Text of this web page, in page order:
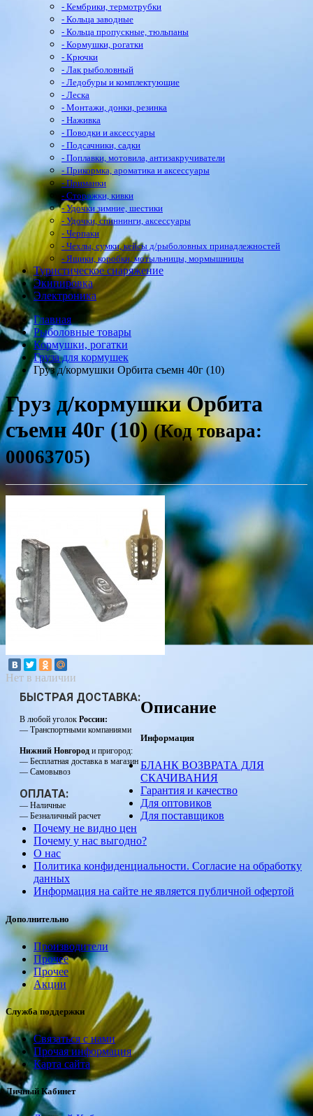
- Кембрики, термотрубки
- Кольца заводные
- Кольца пропускные, тюльпаны
- Кормушки, рогатки
- Крючки
- Лак рыболовный
- Ледобуры и комплектующие
- Леска
- Монтажи, донки, резинка
- Наживка
- Поводки и аксессуары
- Подсачники, садки
- Поплавки, мотовила, антизакручиватели
- Прикормка, ароматика и аксессуары
- Приманки
- Сторожки, кивки
- Удочки зимние, шестики
- Удочки, спиннинги, аксессуары
- Черпаки
- Чехлы, сумки, кейсы д/рыболовных принадлежностей
- Ящики, коробки, мотыльницы, мормышницы
Туристическое снаряжение
Экипировка
Электроника
Главная
Рыболовные товары
Кормушки, рогатки
Груза для кормушек
Груз д/кормушки Орбита съемн 40г (10)
Груз д/кормушки Орбита
съемн 40г (10) (Код товара:
00063705)
Нет в наличии
БЫСТРАЯ ДОСТАВКА:
В любой уголок России:
— Транспортными компаниями
Нижний Новгород и пригород:
— Бесплатная доставка в магазин
— Самовывоз
ОПЛАТА:
— Наличные
— Безналичный расчет
Описание
Информация
БЛАНК ВОЗВРАТА ДЛЯ
СКАЧИВАНИЯ
Гарантия и качество
Для оптовиков
Для поставщиков
Почему не видно цен
Почему у нас выгодно?
О нас
Политика конфиденциальности. Согласие на обработку
данных
Информация на сайте не является публичной офертой
Дополнительно
Производители
Прочее
Прочее
Акции
Служба поддержки
Связаться с нами
Прочая информация
Карта сайта
Личный Кабинет